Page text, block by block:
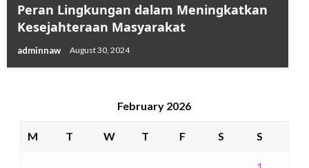
Peran Lingkungan dalam Meningkatkan
Kesejahteraan Masyarakat
adminnaw August 30, 2024
February 2026
M T W T F S S